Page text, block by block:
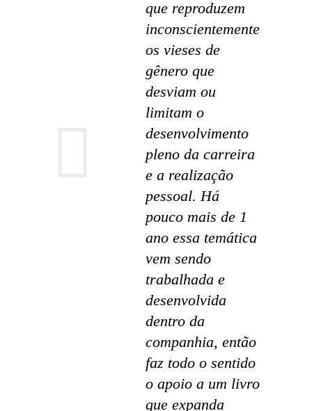
que reproduzem
inconscientemente
os vieses de
gênero que
desviam ou
limitam o
desenvolvimento
pleno da carreira
e a realização
pessoal. Há
pouco mais de 1
ano essa temática
vem sendo
trabalhada e
desenvolvida
dentro da
companhia, então
faz todo o sentido
o apoio a um livro
que expanda